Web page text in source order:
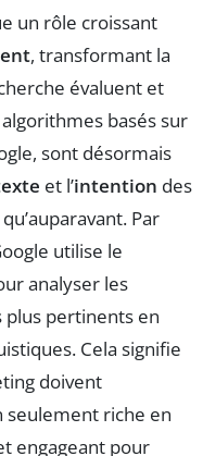
un rôle croissant
, transformant la
évaluent et
basés sur
sont désormais
et l’intention des
Par
utilise le
analyser les
pertinents en
Cela signifie
doivent
seulement riche en
engageant pour